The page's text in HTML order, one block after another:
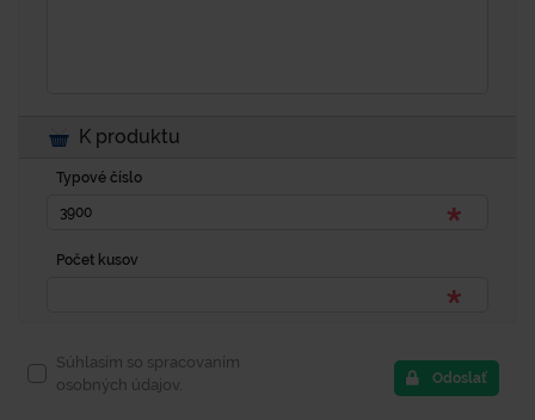
K produktu
Typové číslo
Počet kusov
Súhlasím so spracovaním
osobných údajov.
Odoslať